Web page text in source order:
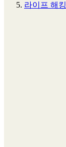
라이프 해킹